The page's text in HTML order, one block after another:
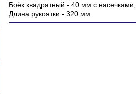
Боёк квадратный - 40 мм с насечками;
Длина рукоятки - 320 мм.